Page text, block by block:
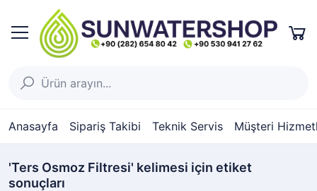
Anasayfa Sipariş Takibi Teknik Servis Müşteri
'Ters Osmoz Filtresi' kelimesi için etiket
sonuçları